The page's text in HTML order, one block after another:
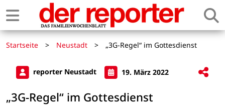
Startseite > Neustadt > „3G-Regel“ im Gottesdienst
reporter Neustadt 19. März 2022
„3G-Regel“ im Gottesdienst